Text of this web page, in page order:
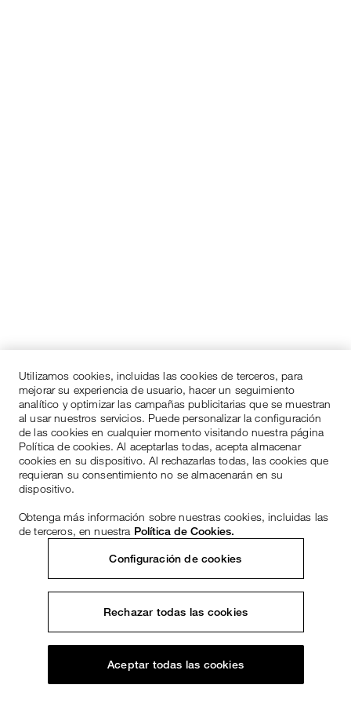
Utilizamos cookies, incluidas las cookies de terceros, para
mejorar su experiencia de usuario, hacer un seguimiento
analítico y optimizar las campañas publicitarias que se muestran
al usar nuestros servicios. Puede personalizar la configuración
de las cookies en cualquier momento visitando nuestra página
Política de cookies. Al aceptarlas todas, acepta almacenar
cookies en su dispositivo. Al rechazarlas todas, las cookies que
requieran su consentimiento no se almacenarán en su
dispositivo.
Obtenga más información sobre nuestras cookies, incluidas las
de terceros, en nuestra Política de Cookies.
Configuración de cookies
Rechazar todas las cookies
Aceptar todas las cookies